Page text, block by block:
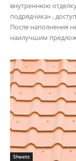
внутреннюю
подрядчика» ,
После наполнения
наилучшим
Sheets